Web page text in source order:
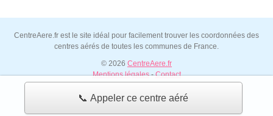
📞 Appeler ce centre aéré
CentreAere.fr est le site idéal pour facilement trouver les coordonnées des
centres aérés de toutes les communes de France.
© 2026 CentreAere.fr
Mentions légales-Contact